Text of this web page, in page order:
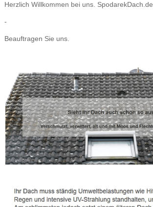
Herzlich Willkommen bei uns. SpodarekDach.de
-
Beauftragen Sie uns.